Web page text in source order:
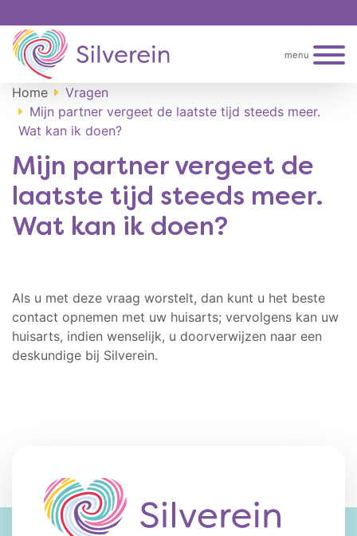
menu
Home
Vragen
Mijn partner vergeet de laatste tijd steeds meer.
Wat kan ik doen?
Mijn partner vergeet de
laatste tijd steeds meer.
Wat kan ik doen?
Als u met deze vraag worstelt, dan kunt u het beste
contact opnemen met uw huisarts; vervolgens kan uw
huisarts, indien wenselijk, u doorverwijzen naar een
deskundige bij Silverein.